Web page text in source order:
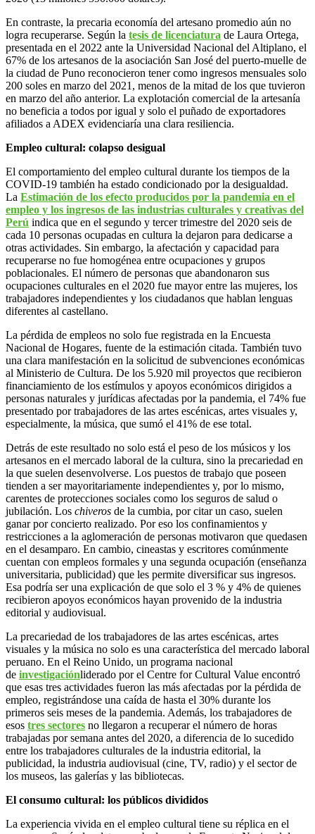
En contraste, la precaria economía del artesano promedio aún no
logra recuperarse. Según la tesis de licenciatura de Laura Ortega,
presentada en el 2022 ante la Universidad Nacional del Altiplano, el
67% de los artesanos de la asociación San José del puerto-muelle de
la ciudad de Puno reconocieron tener como ingresos mensuales solo
200 soles en marzo del 2021, menos de la mitad de los que tuvieron
en marzo del año anterior. La explotación comercial de la artesanía
no beneficia a todos por igual y solo el puñado de exportadores
afiliados a ADEX evidenciaría una clara resiliencia.
Empleo cultural: colapso desigual
El comportamiento del empleo cultural durante los tiempos de la
COVID-19 también ha estado condicionado por la desigualdad.
La Estimación de los efecto producidos por la pandemia en el
empleo y los ingresos de las industrias culturales y creativas del
Perú indica que en el segundo y tercer trimestre del 2020 seis de
cada 10 personas ocupadas en cultura la dejaron para dedicarse a
otras actividades. Sin embargo, la afectación y capacidad para
recuperarse no fue homogénea entre ocupaciones y grupos
poblacionales. El número de personas que abandonaron sus
ocupaciones culturales en el 2020 fue mayor entre las mujeres, los
trabajadores independientes y los ciudadanos que hablan lenguas
diferentes al castellano.
La pérdida de empleos no solo fue registrada en la Encuesta
Nacional de Hogares, fuente de la estimación citada. También tuvo
una clara manifestación en la solicitud de subvenciones económicas
al Ministerio de Cultura. De los 5.920 mil proyectos que recibieron
financiamiento de los estímulos y apoyos económicos dirigidos a
personas naturales y jurídicas afectadas por la pandemia, el 74% fue
presentado por trabajadores de las artes escénicas, artes visuales y,
especialmente, la música, que sumó el 41% de ese total.
Detrás de este resultado no solo está el peso de los músicos y los
artesanos en el mercado laboral de la cultura, sino la precariedad en
la que suelen desenvolverse. Los puestos de trabajo que poseen
tienden a ser mayoritariamente independientes y, por lo mismo,
carentes de protecciones sociales como los seguros de salud o
jubilación. Los chiveros de la cumbia, por citar un caso, suelen
ganar por concierto realizado. Por eso los confinamientos y
restricciones a la aglomeración de personas motivaron que quedasen
en el desamparo. En cambio, cineastas y escritores comúnmente
cuentan con empleos formales y una segunda ocupación (enseñanza
universitaria, publicidad) que les permite diversificar sus ingresos.
Esa podría ser una explicación de que solo el 3 % y 4% de quienes
recibieron apoyos económicos hayan provenido de la industria
editorial y audiovisual.
La precariedad de los trabajadores de las artes escénicas, artes
visuales y la música no solo es una característica del mercado laboral
peruano. En el Reino Unido, un programa nacional
de investigaciónliderado por el Centre for Cultural Value encontró
que esas tres actividades fueron las más afectadas por la pérdida de
empleo, registrándose una caída de hasta el 30% durante los
primeros seis meses de la pandemia. Además, los trabajadores de
esos tres sectores no llegaron a recuperar el número de horas
trabajadas por semana antes del 2020, a diferencia de lo sucedido
entre los trabajadores culturales de la industria editorial, la
publicidad, la industria audiovisual (cine, TV, radio) y el sector de
los museos, las galerías y las bibliotecas.
El consumo cultural: los públicos divididos
La experiencia vivida en el empleo cultural tiene su réplica en el